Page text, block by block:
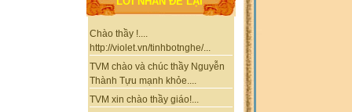
Chào thầy !....
http://violet.vn/tinhbotnghe/...
TVM chào và chúc thầy Nguyễn
Thành Tựu mạnh khỏe....
TVM xin chào thầy giáo!...